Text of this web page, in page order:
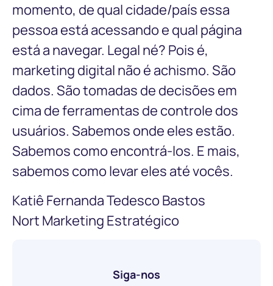
momento, de qual cidade/país essa
pessoa está acessando e qual página
está a navegar. Legal né? Pois é,
marketing digital não é achismo. São
dados. São tomadas de decisões em
cima de ferramentas de controle dos
usuários. Sabemos onde eles estão.
Sabemos como encontrá-los. E mais,
sabemos como levar eles até vocês.
Katiê Fernanda Tedesco Bastos
Nort Marketing Estratégico
Siga-nos